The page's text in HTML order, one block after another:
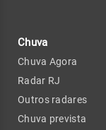
Chuva
Chuva Agora
Radar RJ
Outros radares
Chuva prevista